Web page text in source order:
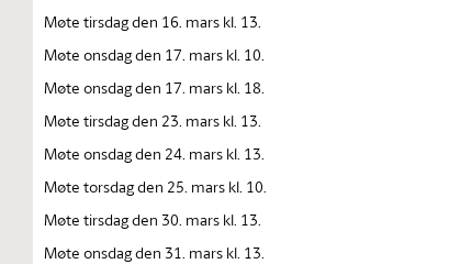
Møte tirsdag den 16. mars kl. 13.
Møte onsdag den 17. mars kl. 10.
Møte onsdag den 17. mars kl. 18.
Møte tirsdag den 23. mars kl. 13.
Møte onsdag den 24. mars kl. 13.
Møte torsdag den 25. mars kl. 10.
Møte tirsdag den 30. mars kl. 13.
Møte onsdag den 31. mars kl. 13.